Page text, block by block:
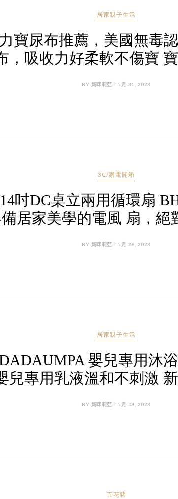
居家親子生活
寶尿布推薦，美國無毒
，吸收力好柔軟不傷寶
BY 媽咪莉亞 - 5月 31, 2023
3C/家電開箱
吋DC桌立兩用循環扇
居家美學的電風 扇，絕
BY 媽咪莉亞 - 5月 26, 2023
居家親子生活
嬰兒專用沐
兒專用乳液溫和不刺激
BY 媽咪莉亞 - 5月 08, 2023
五花豬